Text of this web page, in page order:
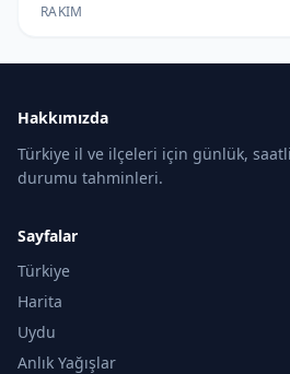
RAKIM
Hakkımızda
Türkiye il ve ilçeleri için günlük,
durumu tahminleri.
Sayfalar
Türkiye
Harita
Uydu
Anlık Yağışlar